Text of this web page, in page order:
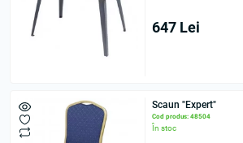
647 Lei
Scaun "Expert"
Cod produs: 48504
În stoc